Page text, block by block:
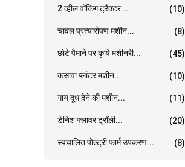
2 व्हील वॉकिंग ट्रैक्टर... (10)
चावल प्रत्यारोपण मशीन... (8)
छोटे पैमाने पर कृषि मशीनरी... (45)
कसावा प्लांटर मशीन... (10)
गाय दूध देने की मशीन... (11)
डेनिश फ्लावर ट्रॉली... (20)
स्वचालित पोल्ट्री फार्म उपकरण... (8)